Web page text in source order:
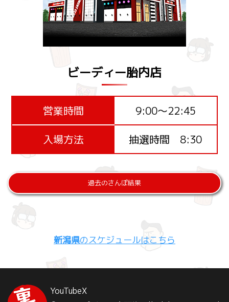
ビーディー胎内店
営業時間
9:00～22:45
入場方法
抽選時間 8:30
過去のさんぽ結果
新潟県のスケジュールはこちら
YouTubeX